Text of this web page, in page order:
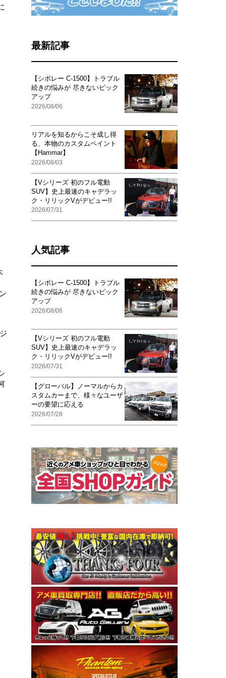
最新記事
【シボレー C-1500】トラブル
続きの悩みが 尽きないピック
アップ
2026/08/06
リアルを知るからこそ成し得
る、本物のカスタムペイント
【Hammar】
2026/08/03
【Vシリーズ 初のフル電動
SUV】史上最速のキャデラッ
ク・リリックVがデビュー!!
2026/07/31
人気記事
【シボレー C-1500】トラブル
続きの悩みが 尽きないピック
アップ
2026/08/06
【Vシリーズ 初のフル電動
SUV】史上最速のキャデラッ
ク・リリックVがデビュー!!
2026/07/31
【グローバル】ノーマルからカ
スタムカーまで、様々なユーザ
ーの要望に応える
2026/07/28